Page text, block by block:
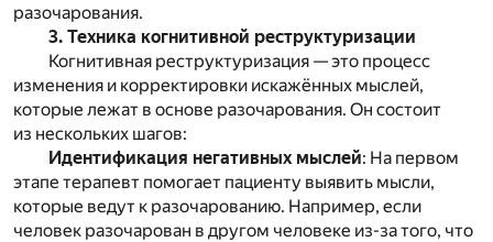
разочарования.
3. Техника когнитивной реструктуризации
Когнитивная реструктуризация — это процесс
изменения и корректировки искажённых мыслей,
которые лежат в основе разочарования. Он состоит
из нескольких шагов:
Идентификация негативных мыслей: На первом
этапе терапевт помогает пациенту выявить мысли,
которые ведут к разочарованию. Например, если
человек разочарован в другом человеке из-за того, что